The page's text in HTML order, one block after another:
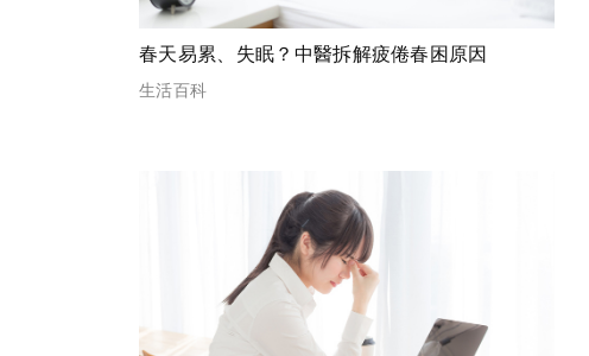
春天易累、失眠？中醫拆解疲倦春困原因
生活百科